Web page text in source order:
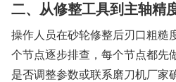
二、从修整工具到主轴精
操作人员在砂轮修整后刃口粗糙
个节点逐步排查，每个节点都先
是否调整参数或联系磨刀机厂家